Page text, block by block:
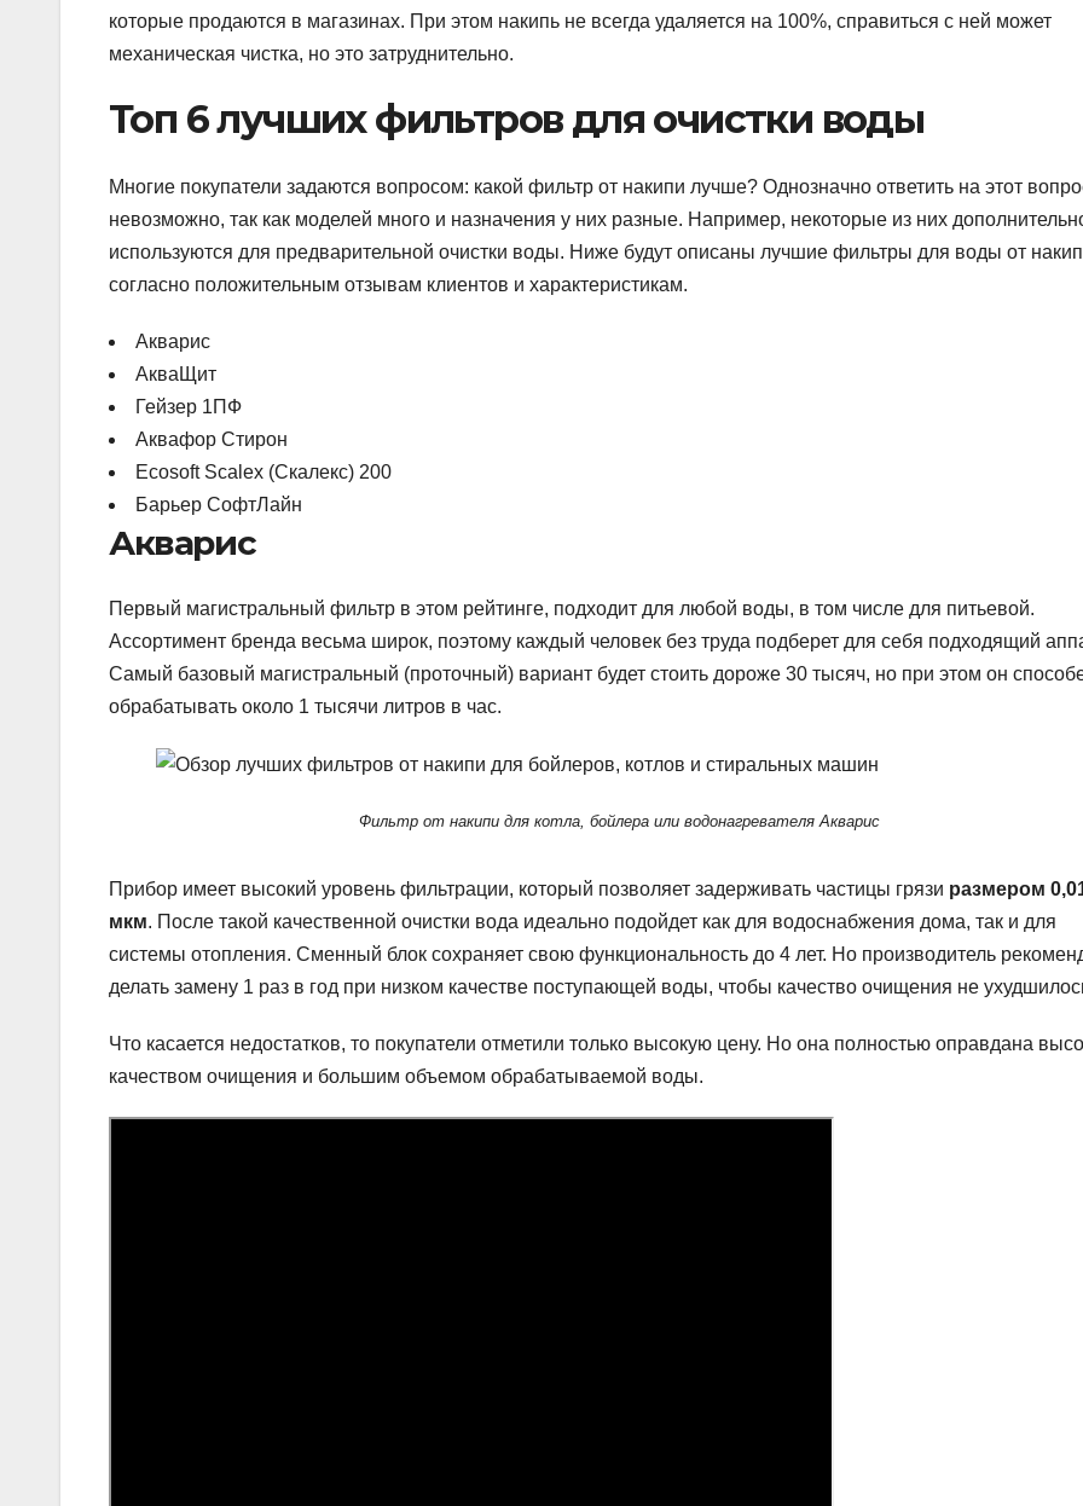
которые продаются в магазинах. При этом накипь не всегда удаляется на 100%, справиться с ней может
механическая чистка, но это затруднительно.
Топ 6 лучших фильтров для очистки воды
Многие покупатели задаются вопросом: какой фильтр от накипи лучше? Однозначно ответить на этот
невозможно, так как моделей много и назначения у них разные. Например, некоторые из них
используются для предварительной очистки воды. Ниже будут описаны лучшие фильтры для воды от
согласно положительным отзывам клиентов и характеристикам.
Акварис
АкваЩит
Гейзер 1ПФ
Аквафор Стирон
Ecosoft Scalex (Скалекс) 200
Барьер СофтЛайн
Акварис
Первый магистральный фильтр в этом рейтинге, подходит для любой воды, в том числе для питьевой.
Ассортимент бренда весьма широк, поэтому каждый человек без труда подберет для себя подходящий
Самый базовый магистральный (проточный) вариант будет стоить дороже 30 тысяч, но при этом он
обрабатывать около 1 тысячи литров в час.
Фильтр от накипи для котла, бойлера или водонагревателя Акварис
Прибор имеет высокий уровень фильтрации, который позволяет задерживать частицы грязи размером
мкм. После такой качественной очистки вода идеально подойдет как для водоснабжения дома, так и для
системы отопления. Сменный блок сохраняет свою функциональность до 4 лет. Но производитель
делать замену 1 раз в год при низком качестве поступающей воды, чтобы качество очищения не
Что касается недостатков, то покупатели отметили только высокую цену. Но она полностью оправдана
качеством очищения и большим объемом обрабатываемой воды.